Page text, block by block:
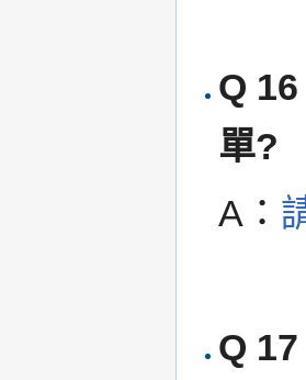
Q
單?
A：
Q